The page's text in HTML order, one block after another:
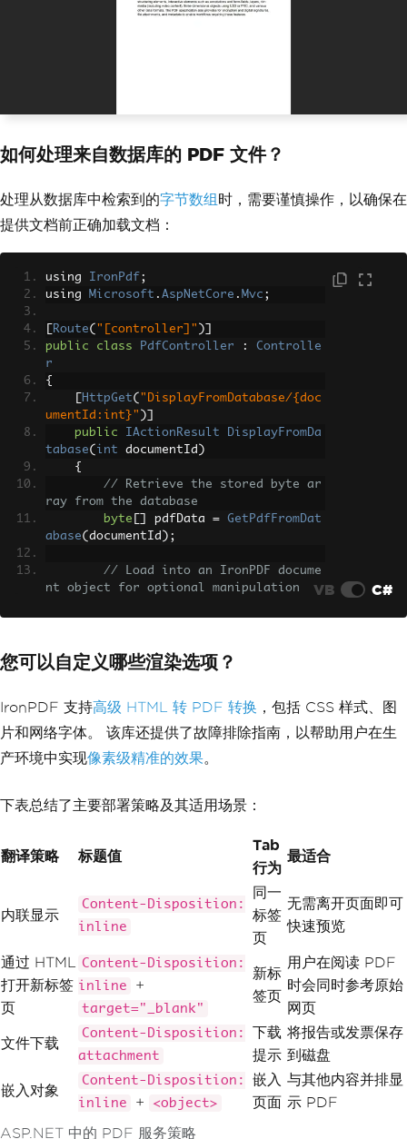
Response
"Conte
}
}
如何处理来自数据库的 PDF 文件？
处理从数据库中检索到的字节数组 时，需要谨慎操作，以确保在
提供文档前正确加载文档：
using IronPdf ;
using Microsoft . AspNetCore . Mvc ;
Route( "[controller]" )]
public
class PdfController :
Controlle
r
{
HttpGet( "DisplayFromDatabase/{doc
umentId:int}" )]
public
IActionResult
DisplayFromDa
tabase( int documentId )
{
// Retrieve the stored byte ar
ray from the database
byte
pdfData =
GetPdfFromDat
abase( documentId );
// Load into an IronPDF docume
nt object for optional manipulation
// Set response headers for in
line browser display
"Content-Disposition",
            $
"inline; filename=documen
t_{documentId}.pdf" );
Response .Headers
ion/pdf");
}
private static byte []
GetPdfFromDa
tabase
{
e retrieval logic
return
();
VB C#
您可以自定义哪些渲染选项？
IronPDF 支持高级 HTML 转 PDF 转换 ，包括 CSS 样式、图
片和网络字体。 该库还提供了故障排除指南，以帮助用户在生
产环境中实现像素级精准的效果。
下表总结了主要部署策略及其适用场景：
ASP.NET 中的 PDF 服务策略
翻译策略 标题值
Tab
行为
最适合
内联显示
Content-Disposition:
inline
同一
标签
页
无需离开页面即可
快速预览
通过 HTML
打开新标签
页
Content-Disposition:
inline
+
target="_blank"
新标
签页
用户在阅读 PDF
时会同时参考原始
网页
文件下载
Content-Disposition:
attachment
下载
提示
将报告或发票保存
到磁盘
嵌入对象
Content-Disposition:
inline
+ <object>
嵌入
页面
与其他内容并排显
示 PDF